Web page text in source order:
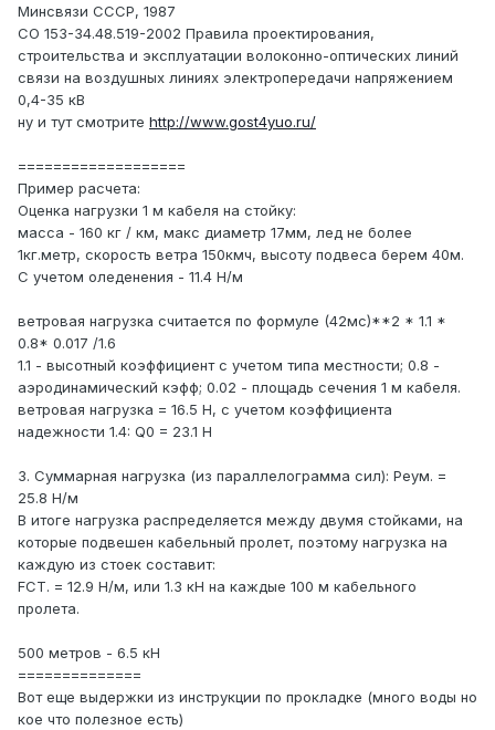
Минсвязи СССР, 1987
СО 153-34.48.519-2002 Правила проектирования,
строительства и эксплуатации волоконно-оптических линий
связи на воздушных линиях электропередачи напряжением
0,4-35 кВ
ну и тут смотрите http://www.gost4yuo.ru/
===================
Пример расчета:
Оценка нагрузки 1 м кабеля на стойку:
масса - 160 кг / км, макс диаметр 17мм, лед не более
1кг.метр, скорость ветра 150кмч, высоту подвеса берем 40м.
С учетом оледенения - 11.4 Н/м
ветровая нагрузка считается по формуле (42мс)**2 * 1.1 *
0.8* 0.017 /1.6
1.1 - высотный коэффициент с учетом типа местности; 0.8 -
аэродинамический кэфф; 0.02 - площадь сечения 1 м кабеля.
ветровая нагрузка = 16.5 Н, с учетом коэффициента
надежности 1.4: Q0 = 23.1 H
3. Суммарная нагрузка (из параллелограмма сил): Реум. =
25.8 Н/м
В итоге нагрузка распределяется между двумя стойками, на
которые подвешен кабельный пролет, поэтому нагрузка на
каждую из стоек составит:
FCT. = 12.9 Н/м, или 1.3 кН на каждые 100 м кабельного
пролета.
500 метров - 6.5 кН
==============
Вот еще выдержки из инструкции по прокладке (много воды но
кое что полезное есть)